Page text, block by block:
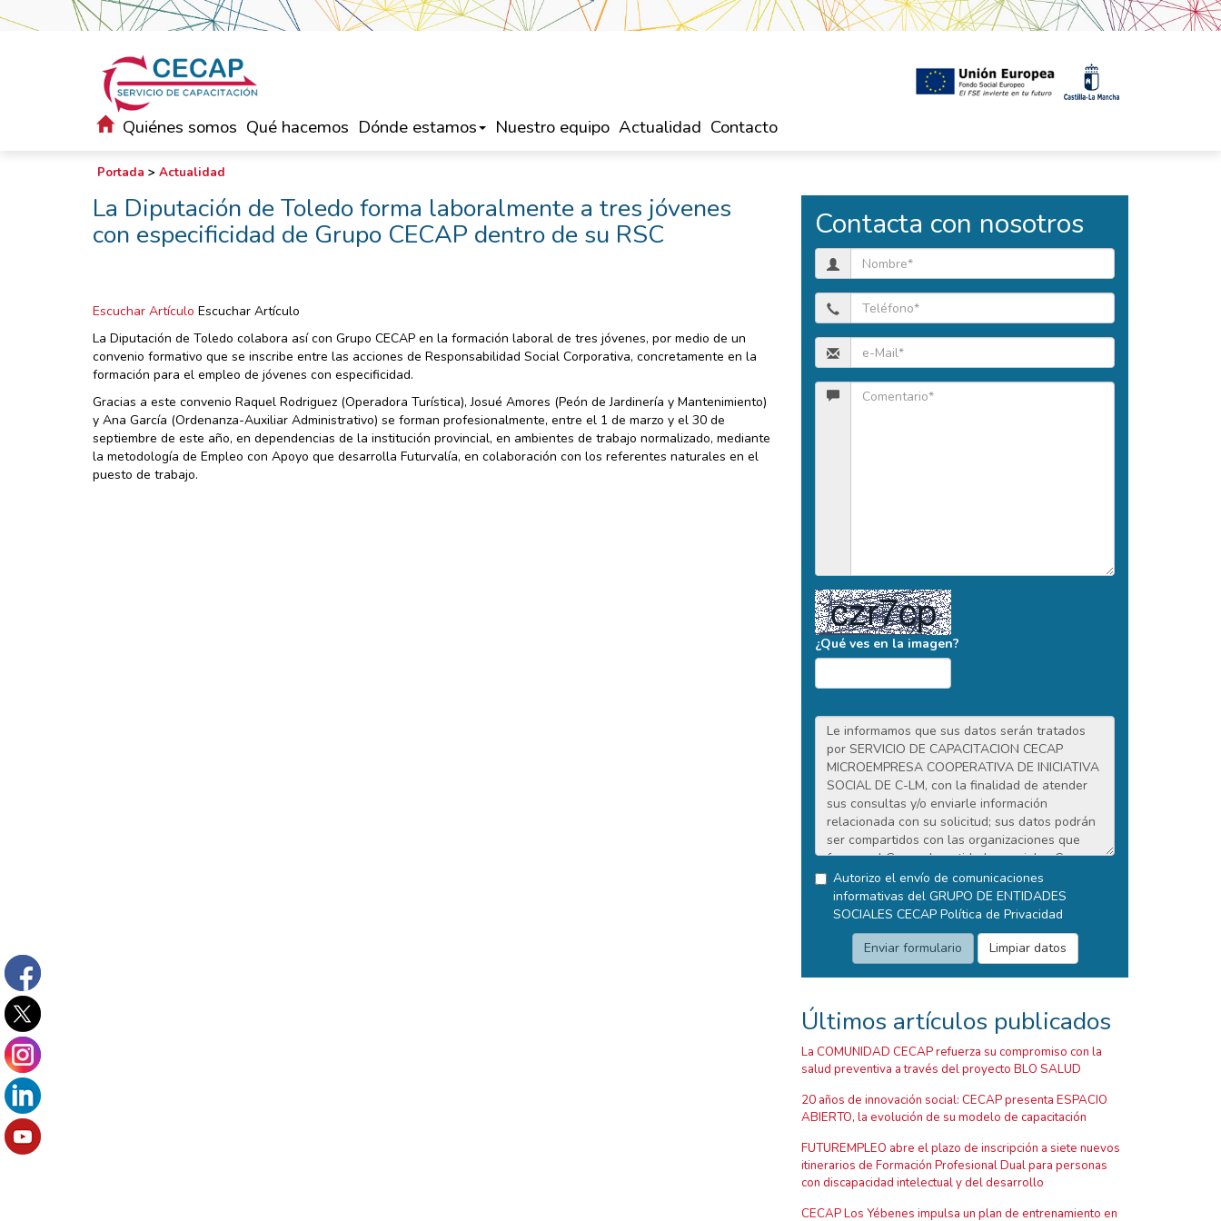
Quiénes somos Qué hacemos Dónde estamos Nuestro equipo Actualidad Contacto
Portada > Actualidad
La Diputación de Toledo forma laboralmente a tres jóvenes
con especificidad de Grupo CECAP dentro de su RSC
Escuchar Artículo Escuchar Artículo
La Diputación de Toledo colabora así con Grupo CECAP en la formación laboral de tres jóvenes, por medio de un
convenio formativo que se inscribe entre las acciones de Responsabilidad Social Corporativa, concretamente en la
formación para el empleo de jóvenes con especificidad.
Gracias a este convenio Raquel Rodriguez (Operadora Turística), Josué Amores (Peón de Jardinería y Mantenimiento)
y Ana García (Ordenanza-Auxiliar Administrativo) se forman profesionalmente, entre el 1 de marzo y el 30 de
septiembre de este año, en dependencias de la institución provincial, en ambientes de trabajo normalizado, mediante
la metodología de Empleo con Apoyo que desarrolla Futurvalía, en colaboración con los referentes naturales en el
puesto de trabajo.
Contacta con nosotros
¿Qué ves en la imagen?
Autorizo el envío de comunicaciones
informativas del GRUPO DE ENTIDADES
SOCIALES CECAP Política de Privacidad
Últimos artículos publicados
La COMUNIDAD CECAP refuerza su compromiso con la
salud preventiva a través del proyecto BLO SALUD
20 años de innovación social: CECAP presenta ESPACIO
ABIERTO, la evolución de su modelo de capacitación
FUTUREMPLEO abre el plazo de inscripción a siete nuevos
itinerarios de Formación Profesional Dual para personas
con discapacidad intelectual y del desarrollo
CECAP Los Yébenes impulsa un plan de entrenamiento en